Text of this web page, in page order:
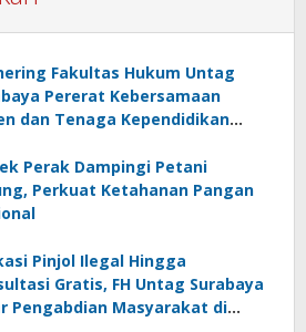
Fakultas Hukum Untag
Pererat Kebersamaan
dan Tenaga Kependidikan
Perak Dampingi Petani
Perkuat Ketahanan Pangan
Pinjol Ilegal Hingga
Gratis, FH Untag Surabaya
Pengabdian Masyarakat di